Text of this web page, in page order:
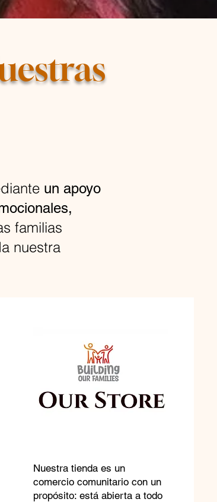
un apoyo
familias
nuestra
Nuestra tienda es un
comercio comunitario con un
propósito: está abierta a todo